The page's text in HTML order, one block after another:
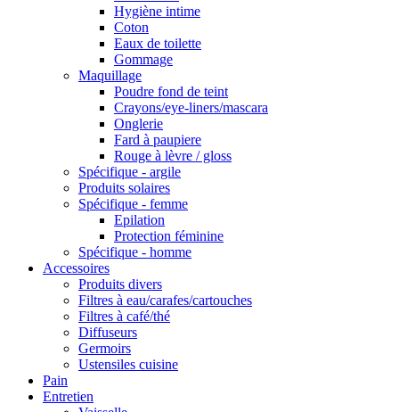
Hygiène intime
Coton
Eaux de toilette
Gommage
Maquillage
Poudre fond de teint
Crayons/eye-liners/mascara
Onglerie
Fard à paupiere
Rouge à lèvre / gloss
Spécifique - argile
Produits solaires
Spécifique - femme
Epilation
Protection féminine
Spécifique - homme
Accessoires
Produits divers
Filtres à eau/carafes/cartouches
Filtres à café/thé
Diffuseurs
Germoirs
Ustensiles cuisine
Pain
Entretien